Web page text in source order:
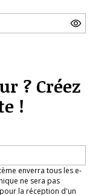
? Créez
!
enverra tous les e-
ne sera pas
la réception d'un